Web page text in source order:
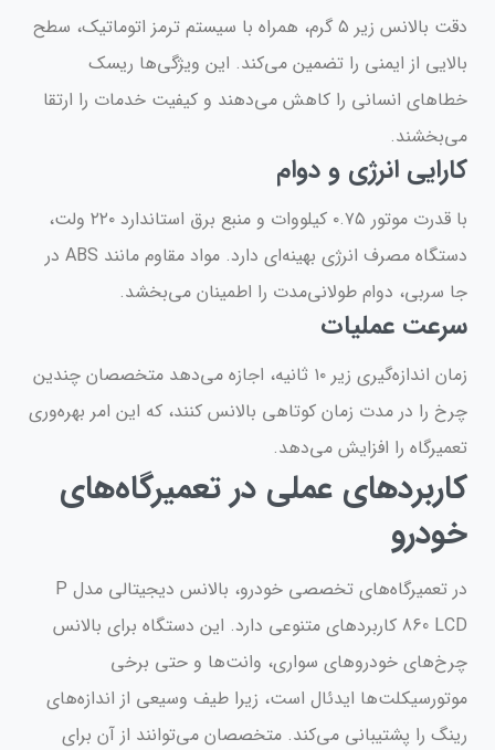
دقت بالانس زیر ۵ گرم، همراه با سیستم ترمز اتوماتیک، سطح
بالایی از ایمنی را تضمین می‌کند. این ویژگی‌ها ریسک
خطاهای انسانی را کاهش می‌دهند و کیفیت خدمات را ارتقا
می‌بخشند.
کارایی انرژی و دوام
با قدرت موتور ۰.۷۵ کیلووات و منبع برق استاندارد ۲۲۰ ولت،
دستگاه مصرف انرژی بهینه‌ای دارد. مواد مقاوم مانند ABS در
جا سربی، دوام طولانی‌مدت را اطمینان می‌بخشد.
سرعت عملیات
زمان اندازه‌گیری زیر ۱۰ ثانیه، اجازه می‌دهد متخصصان چندین
چرخ را در مدت زمان کوتاهی بالانس کنند، که این امر بهره‌وری
تعمیرگاه را افزایش می‌دهد.
کاربردهای عملی در تعمیرگاه‌های
خودرو
در تعمیرگاه‌های تخصصی خودرو، بالانس دیجیتالی مدل P
860 LCD کاربردهای متنوعی دارد. این دستگاه برای بالانس
چرخ‌های خودروهای سواری، وانت‌ها و حتی برخی
موتورسیکلت‌ها ایدئال است، زیرا طیف وسیعی از اندازه‌های
رینگ را پشتیبانی می‌کند. متخصصان می‌توانند از آن برای